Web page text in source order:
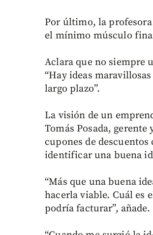
Por último, la profesora
el mínimo músculo
Aclara que no siempre
“Hay ideas
largo plazo”.
La visión de un
Tomás Posada,
cupones de
identificar una buena
“Más que una buena
hacerla viable. Cuál es
podría facturar”, añade.